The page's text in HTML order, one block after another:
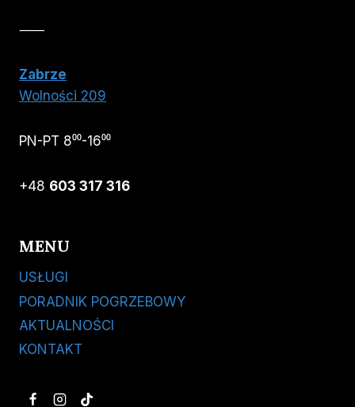
⸺
Zabrze
Wolności 209
PN-PT 8⁰⁰-16⁰⁰
+48 603 317 316
MENU
USŁUGI
PORADNIK POGRZEBOWY
AKTUALNOŚCI
KONTAKT